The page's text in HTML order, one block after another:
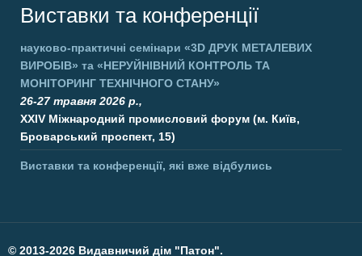
Виставки та конференції
науково-практичні семінари «3D ДРУК МЕТАЛЕВИХ
ВИРОБІВ» та «НЕРУЙНІВНИЙ КОНТРОЛЬ ТА
МОНІТОРИНГ ТЕХНІЧНОГО СТАНУ»
26-27 травня 2026 р.,
XXIV Міжнародний промисловий форум (м. Київ,
Броварський проспект, 15)
Виставки та конференції, які вже відбулись
© 2013-2026 Видавничий дім "Патон".